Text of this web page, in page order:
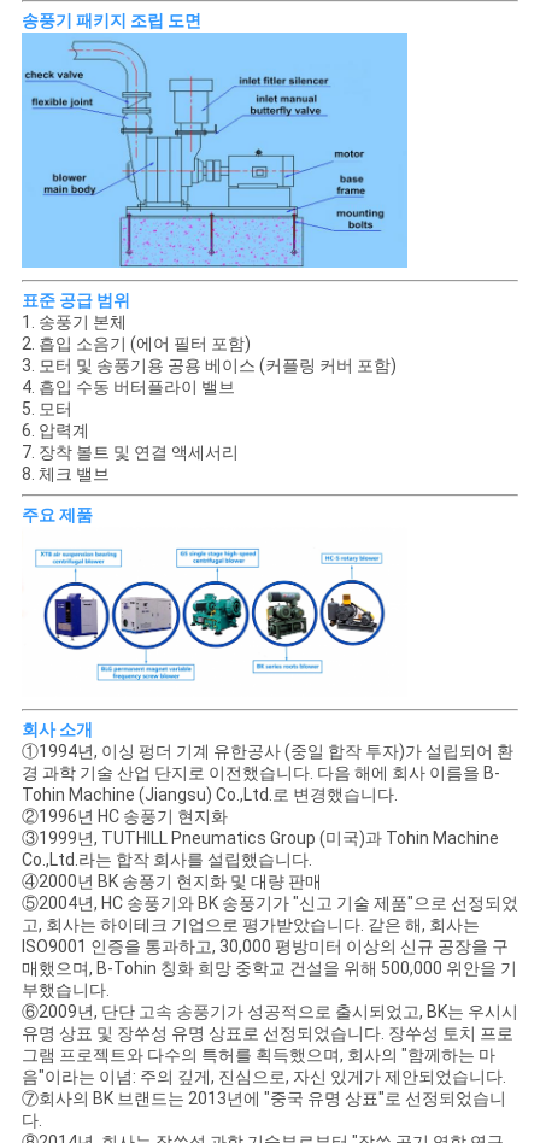
송풍기 패키지 조립 도면
표준 공급 범위
1. 송풍기 본체
2. 흡입 소음기 (에어 필터 포함)
3. 모터 및 송풍기용 공용 베이스 (커플링 커버 포함)
4. 흡입 수동 버터플라이 밸브
5. 모터
6. 압력계
7. 장착 볼트 및 연결 액세서리
8. 체크 밸브
주요 제품
회사 소개
①1994년, 이싱 펑더 기계 유한공사 (중일 합작 투자)가 설립되어 환
경 과학 기술 산업 단지로 이전했습니다. 다음 해에 회사 이름을 B-
Tohin Machine (Jiangsu) Co.,Ltd.로 변경했습니다.
②1996년 HC 송풍기 현지화
③1999년, TUTHILL Pneumatics Group (미국)과 Tohin Machine
Co.,Ltd.라는 합작 회사를 설립했습니다.
④2000년 BK 송풍기 현지화 및 대량 판매
⑤2004년, HC 송풍기와 BK 송풍기가 "신고 기술 제품"으로 선정되었
고, 회사는 하이테크 기업으로 평가받았습니다. 같은 해, 회사는
ISO9001 인증을 통과하고, 30,000 평방미터 이상의 신규 공장을 구
매했으며, B-Tohin 칭화 희망 중학교 건설을 위해 500,000 위안을 기
부했습니다.
⑥2009년, 단단 고속 송풍기가 성공적으로 출시되었고, BK는 우시시
유명 상표 및 장쑤성 유명 상표로 선정되었습니다. 장쑤성 토치 프로
그램 프로젝트와 다수의 특허를 획득했으며, 회사의 "함께하는 마
음"이라는 이념: 주의 깊게, 진심으로, 자신 있게가 제안되었습니다.
⑦회사의 BK 브랜드는 2013년에 "중국 유명 상표"로 선정되었습니
다.